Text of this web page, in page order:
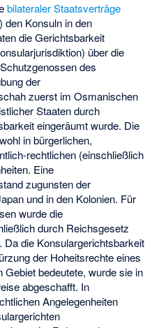
bilateraler Staatsverträge
den Konsuln in den
die Gerichtsbarkeit
über die
des
der
zuerst im Osmanischen
Staaten durch
eingeräumt wurde. Die
in bürgerlichen,
rechtlichen (einschließlich
Eine
zugunsten der
und in den Kolonien. Für
wurde die
durch Reichsgesetz
Da die Konsulargerichtsbarkeit
der Hoheitsrechte eines
bedeutete, wurde sie in
abgeschafft. In
Angelegenheiten